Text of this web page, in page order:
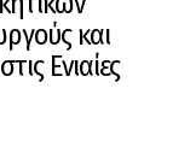
και
Ενιαίες